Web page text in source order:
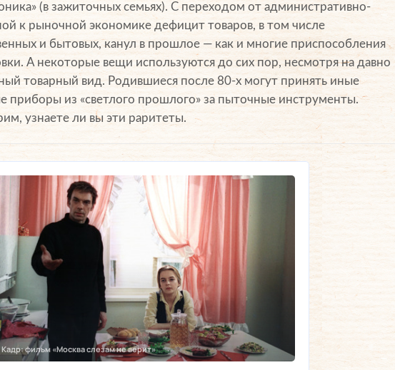
(в зажиточных семьях). С переходом от административно-
к рыночной экономике дефицит товаров, в том числе
и бытовых, канул в прошлое — как и многие приспособления
А некоторые вещи используются до сих пор, несмотря на давно
товарный вид. Родившиеся после 80-х могут принять иные
приборы из «светлого прошлого» за пыточные инструменты.
узнаете ли вы эти раритеты.